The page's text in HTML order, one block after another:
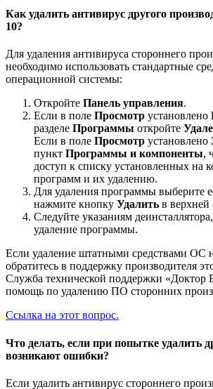
Как удалить антивирус другого
10?
Для удаления антивируса стороннего
необходимо использовать стандартные
операционной системы:
Откройте Панель управления.
Если в поле Просмотр установлено
разделе Программы откройте
Если в поле Просмотр установлено
пункт Программы и компоненты,
доступ к списку установленных на
программ и их удалению.
Для удаления программы выберите
нажмите кнопку Удалить в верхней
Следуйте указаниям
удаление программы.
Если удаление штатными средствами ОС
обратитесь в поддержку производителя
Служба технической поддержки «Доктор
помощь по удалению ПО сторонних
Ссылка на этот вопрос.
Что делать, если при попытке удалить
возникают ошибки?
Если удалить антивирус стороннего